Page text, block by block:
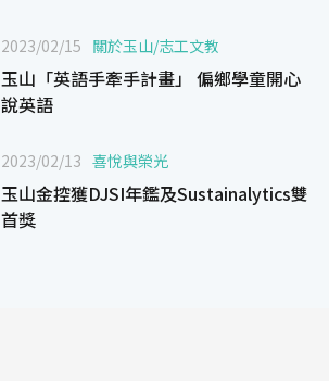
2023/02/15 關於玉山/志工文教
玉山「英語手牽手計畫」 偏鄉學童開心
說英語
2023/02/13 喜悅與榮光
玉山金控獲DJSI年鑑及Sustainalytics雙
首獎